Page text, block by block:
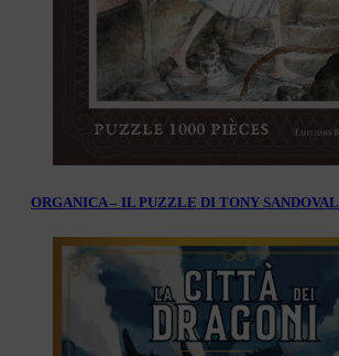
ORGANICA – IL PUZZLE DI TONY SANDOVAL